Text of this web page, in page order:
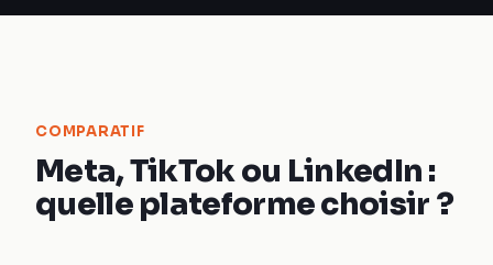
COMPARATIF
Meta, TikTok ou LinkedIn :
quelle plateforme choisir ?